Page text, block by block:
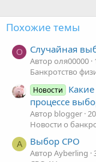
Похожие темы
О Случайная
Автор оля00000
Банкротство
Новости
процессе
Автор blogger
Новости о
A Выбор СРО
Автор Ayberling